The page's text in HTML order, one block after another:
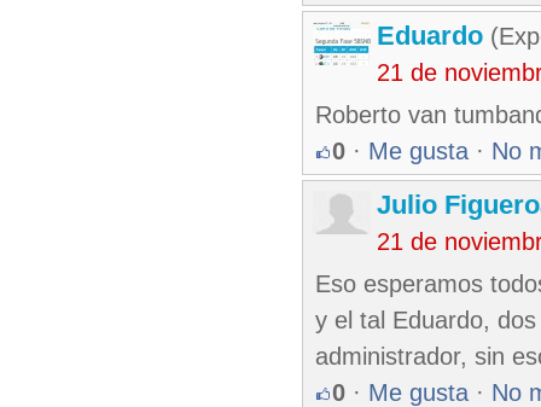
Eduardo
21 de
Roberto van
0 · Me gusta · No
Julio
21 de
Eso esperamos
y el tal Eduardo,
administrador, sin
0 · Me gusta · No